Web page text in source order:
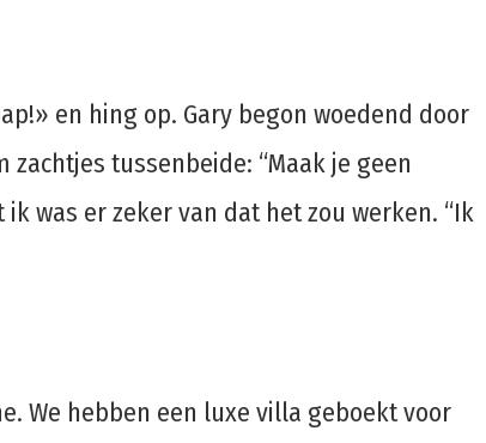
en hing op. Gary begon woedend door
tussenbeide: “Maak je geen
was er zeker van dat het zou werken. “Ik
We hebben een luxe villa geboekt voor